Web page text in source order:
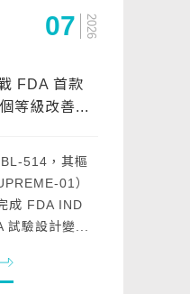
07 2026
FDA 首款
等級改善...
514，其樞
01）
成 FDA IND
試驗設計變...